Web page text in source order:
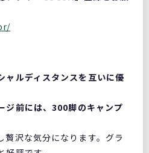
ルディスタンスを互いに優
ジ前には、300脚のキャンプ
贅沢な気分になります。グラ